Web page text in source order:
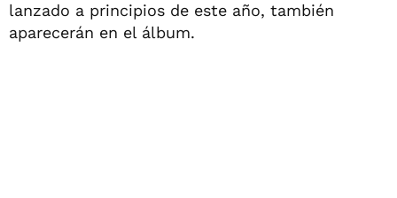
lanzado a principios de este año, también
aparecerán en el álbum.